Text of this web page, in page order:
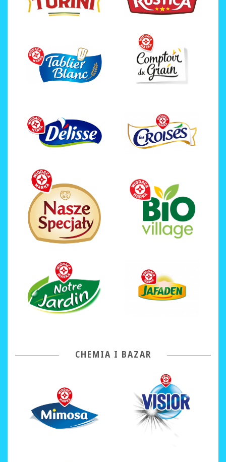
CHEMIA I BAZAR